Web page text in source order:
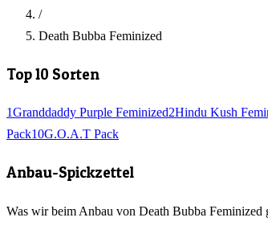
/
Death Bubba Feminized
Top 10 Sorten
1Granddaddy Purple Feminized2Hindu Kush
Pack10G.O.A.T Pack
Anbau-Spickzettel
Was wir beim Anbau von Death Bubba Feminized